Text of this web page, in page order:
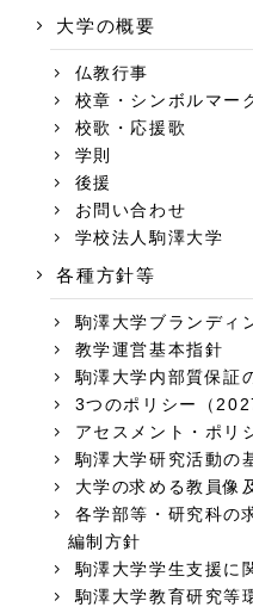
大学の概要
仏教行事
校章・シンボルマー
校歌・応援歌
学則
後援
お問い合わせ
学校法人駒澤大学
各種方針等
駒澤大学ブランディ
教学運営基本指針
駒澤大学内部質保証
3つのポリシー（
アセスメント・ポリ
駒澤大学研究活動の
大学の求める教員像
各学部等・研究科の
編制方針
駒澤大学学生支援に
駒澤大学教育研究等